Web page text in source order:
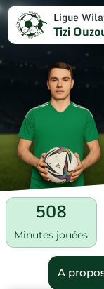
Ligue
Tizi
508
Minutes jouées
A